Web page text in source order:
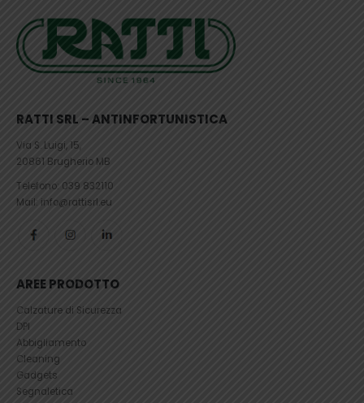
RATTI SRL – ANTINFORTUNISTICA
Via S. Luigi, 15,
20861 Brugherio MB
Telefono: 039 832110
Mail: info@rattisrl.eu
AREE PRODOTTO
Calzature di Sicurezza
DPI
Abbigliamento
Cleaning
Gadgets
Segnaletica